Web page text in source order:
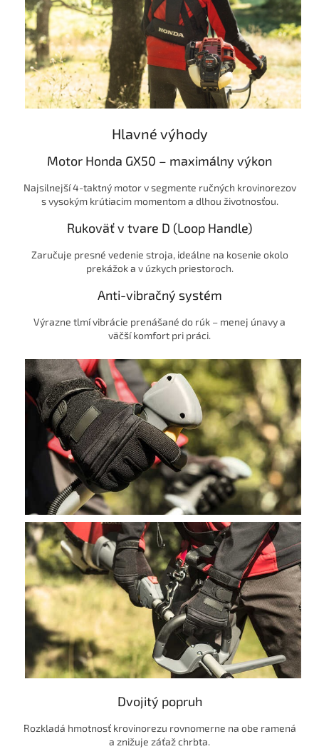
Hlavné výhody
Motor Honda GX50 – maximálny výkon
Najsilnejší 4-taktný motor v segmente ručných krovinorezov
s vysokým krútiacim momentom a dlhou životnosťou.
Rukoväť v tvare D (Loop Handle)
Zaručuje presné vedenie stroja, ideálne na kosenie okolo
prekážok a v úzkych priestoroch.
Anti-vibračný systém
Výrazne tlmí vibrácie prenášané do rúk – menej únavy a
väčší komfort pri práci.
Dvojitý popruh
Rozkladá hmotnosť krovinorezu rovnomerne na obe ramená
a znižuje záťaž chrbta.